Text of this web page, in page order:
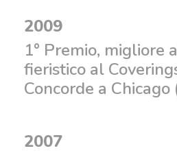
2009
1° Premio, migliore
fieristico al
Concorde a Chicago
2007